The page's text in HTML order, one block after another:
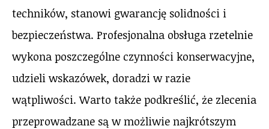
techników, stanowi gwarancję solidności i
bezpieczeństwa. Profesjonalna obsługa rzetelnie
wykona poszczególne czynności konserwacyjne,
udzieli wskazówek, doradzi w razie
wątpliwości. Warto także podkreślić, że zlecenia
przeprowadzane są w możliwie najkrótszym